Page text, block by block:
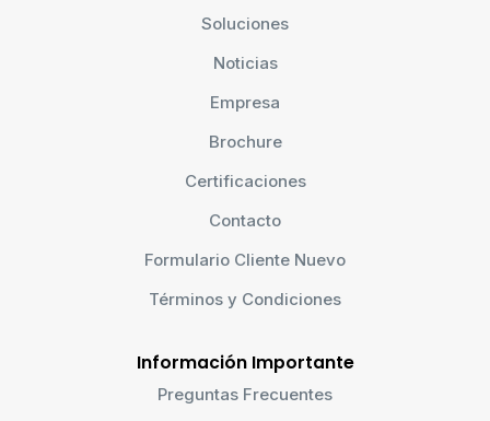
Soluciones
Noticias
Empresa
Brochure
Certificaciones
Contacto
Formulario Cliente Nuevo
Términos y Condiciones
Información Importante
Preguntas Frecuentes